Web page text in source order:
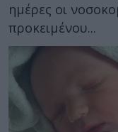
ημέρες οι
προκειμένου...